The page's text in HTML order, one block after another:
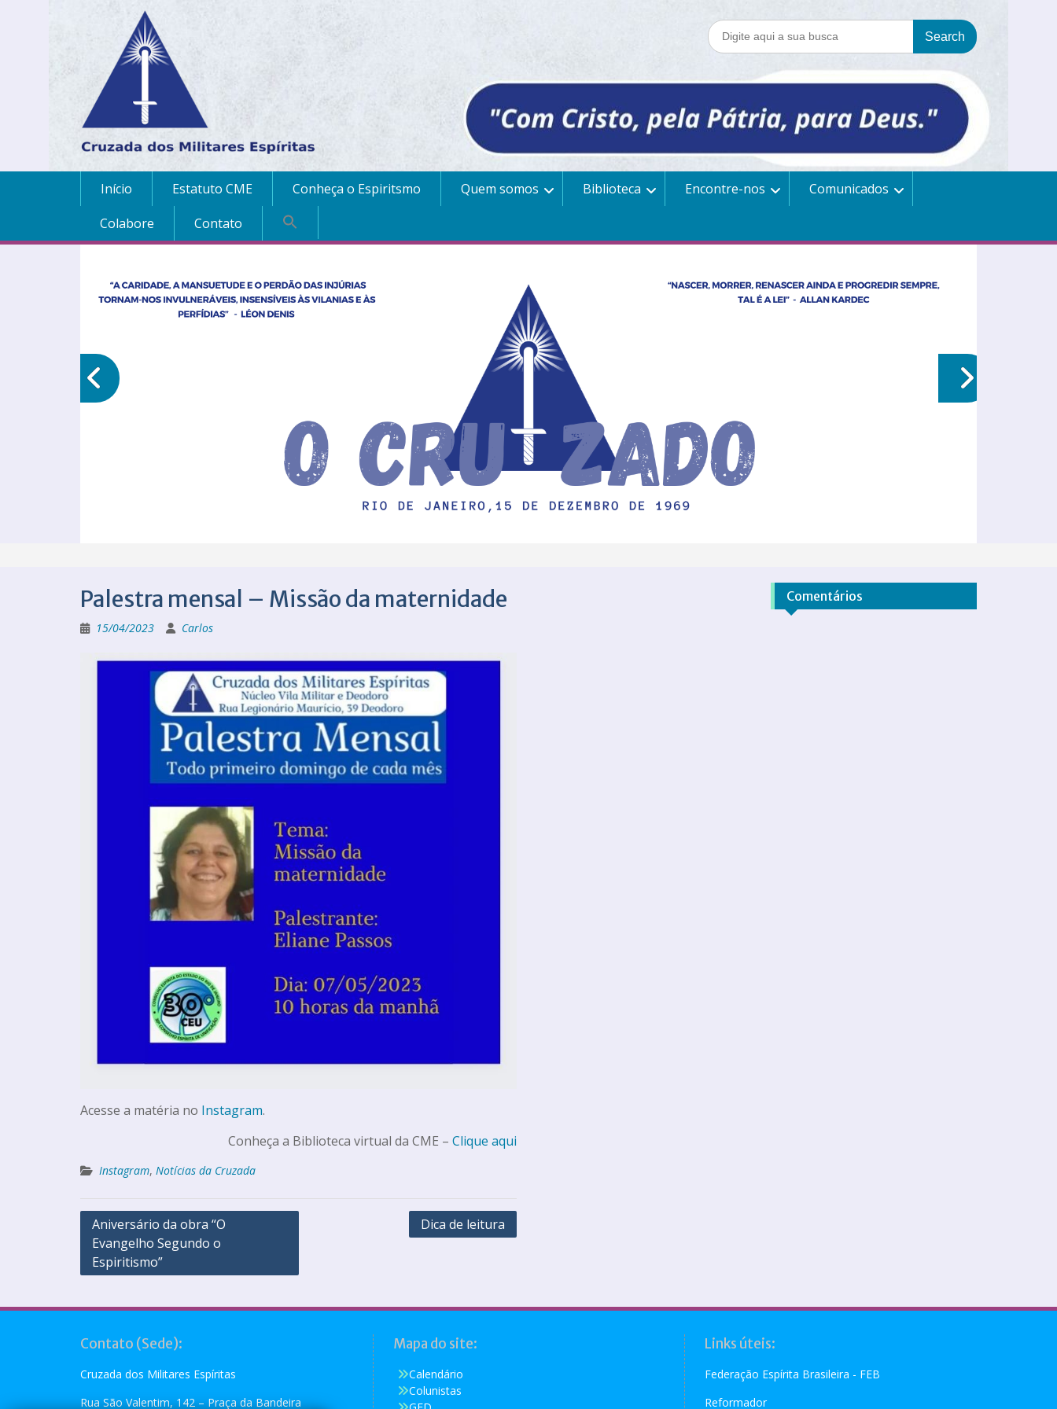
Início Estatuto CME Conheça o Espiritsmo Quem somos Biblioteca Encontre-nos
Comunicados
Colabore
Contato
Palestra mensal – Missão da maternidade
15/04/2023 Carlos
Acesse a matéria no Instagram.
Conheça a Biblioteca virtual da CME – Clique aqui
Instagram, Notícias da Cruzada
Aniversário da obra “O
Evangelho Segundo o
Espiritismo”
Dica de leitura
Comentários
Contato (Sede):
Cruzada dos Militares Espíritas
Rua São Valentim, 142 – Praça da Bandeira
Mapa do site:
Calendário
Colunistas
Links úteis:
Federação Espírita Brasileira - FEB
Reformador